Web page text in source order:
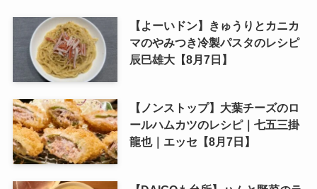
【よーいドン】きゅうりとカニカ
マのやみつき冷製パスタのレシピ
辰巳雄大【8月7日】
【ノンストップ】大葉チーズのロ
ールハムカツのレシピ｜七五三掛
龍也｜エッセ【8月7日】